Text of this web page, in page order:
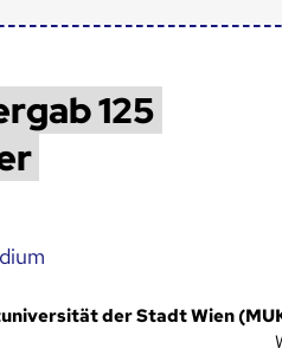
125
der Stadt Wien